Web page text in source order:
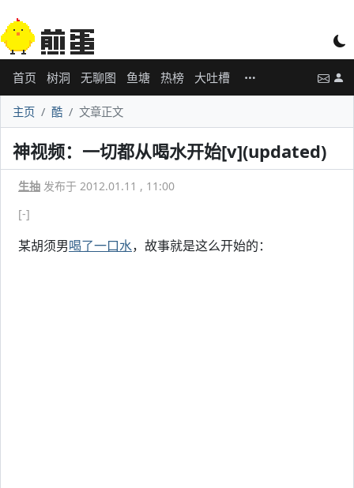
首页 树洞 无聊图 鱼塘 热榜 大吐槽
主页 酷 文章正文
神视频：一切都从喝水开始[v](updated)
生抽 发布于 2012.01.11 , 11:00
[-]
某胡须男喝了一口水，故事就是这么开始的：